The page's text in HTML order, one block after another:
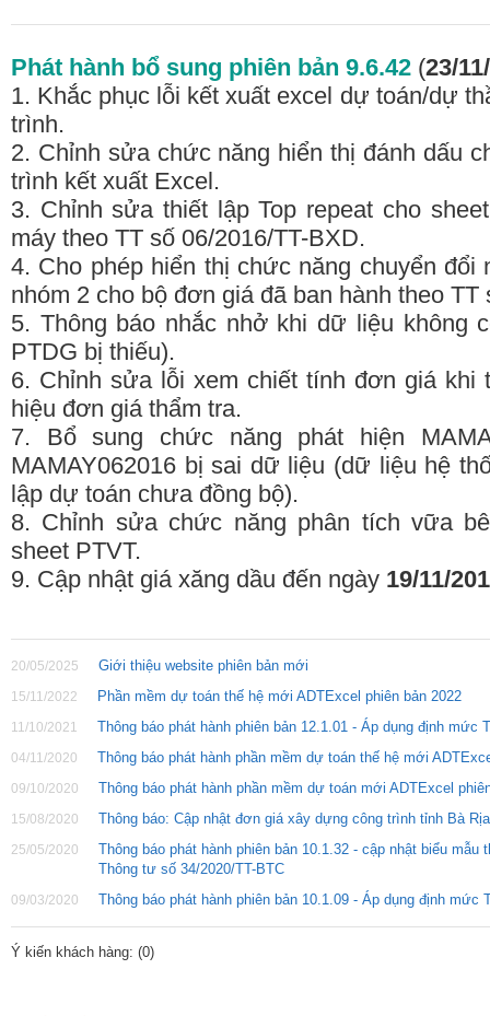
Phát hành bổ sung phiên bản 9.6.42 (23/
1. Khắc phục lỗi kết xuất excel dự toán/dự
trình.
2. Chỉnh sửa chức năng hiển thị đánh dấu
trình kết xuất Excel.
3. Chỉnh sửa thiết lập Top repeat cho
máy theo TT số 06/2016/TT-BXD.
4. Cho phép hiển thị chức năng chuyển đổi
nhóm 2 cho bộ đơn giá đã ban hành theo TT
5. Thông báo nhắc nhở khi dữ liệu không
PTDG bị thiếu).
6. Chỉnh sửa lỗi xem chiết tính đơn giá khi
hiệu đơn giá thẩm tra.
7. Bổ sung chức năng phát hiện
MAMAY062016 bị sai dữ liệu (dữ liệu hệ
lập dự toán chưa đồng bộ).
8. Chỉnh sửa chức năng phân tích vữa
sheet PTVT.
9. Cập nhật giá xăng dầu đến ngày 19/11/
20/05/2025 Giới thiệu website phiên bản mới
15/11/2022 Phần mềm dự toán thế hệ mới ADTExcel phiên bản 2022
11/10/2021 Thông báo phát hành phiên bản 12.1.01 - Áp dụng định mức
04/11/2020 Thông báo phát hành phần mềm dự toán thế hệ mới
09/10/2020 Thông báo phát hành phần mềm dự toán mới ADTExcel
15/08/2020 Thông báo: Cập nhật đơn giá xây dựng công trình tỉnh Bà
25/05/2020
Thông báo phát hành phiên bản 10.1.32 - cập nhật biểu mẫu
Thông tư số 34/2020/TT-BTC
09/03/2020 Thông báo phát hành phiên bản 10.1.09 - Áp dụng định mức
Ý kiến khách hàng: (0)